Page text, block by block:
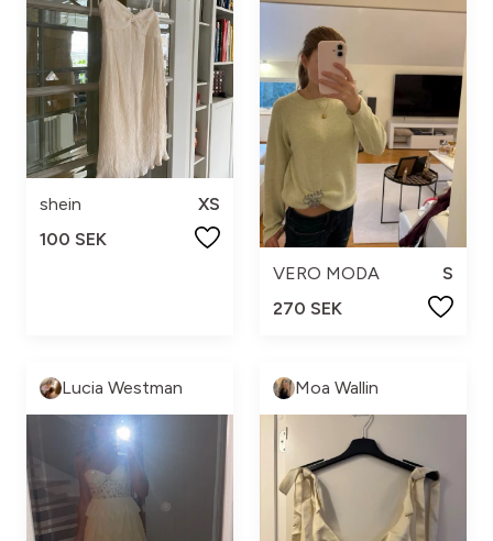
shein
XS
100 SEK
VERO MODA
S
270 SEK
Lucia Westman Moa Wallin